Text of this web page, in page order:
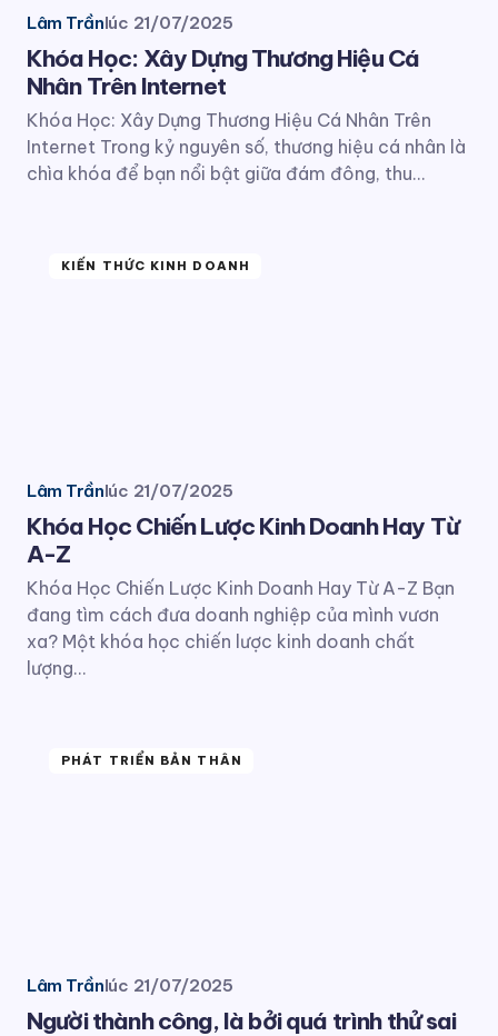
Lâm Trầnlúc 21/07/2025
Khóa Học: Xây Dựng Thương Hiệu Cá
Nhân Trên Internet
Khóa Học: Xây Dựng Thương Hiệu Cá Nhân Trên
Internet Trong kỷ nguyên số, thương hiệu cá nhân là
chìa khóa để bạn nổi bật giữa đám đông, thu…
KIẾN THỨC KINH DOANH
Lâm Trầnlúc 21/07/2025
Khóa Học Chiến Lược Kinh Doanh Hay Từ
A-Z
Khóa Học Chiến Lược Kinh Doanh Hay Từ A-Z Bạn
đang tìm cách đưa doanh nghiệp của mình vươn
xa? Một khóa học chiến lược kinh doanh chất
lượng…
PHÁT TRIỂN BẢN THÂN
Lâm Trầnlúc 21/07/2025
Người thành công, là bởi quá trình thử sai